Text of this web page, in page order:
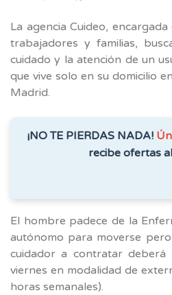
La agencia Cuideo,
trabajadores y familias,
cuidado y la atención de un
que vive solo en su domicilio
Madrid.
¡NO TE PIERDAS NADA!
recibe ofertas
El hombre padece de la
autónomo para moverse
cuidador a contratar
viernes en modalidad de
horas semanales).